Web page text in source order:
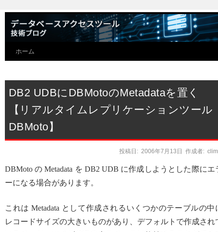
ホーム
DB2 UDBにDBMotoのMetadataを置く
【リアルタイムレプリケーションツール
DBMoto】
投稿日: 2006年7月13日 作成者:
DBMoto の Metadata を DB2 UDB に作成しようとした際にエ
ーになる場合があります。
これは Metadata として作成されるいくつかのテーブルの中
レコードサイズの大きいものがあり、デフォルトで作成され